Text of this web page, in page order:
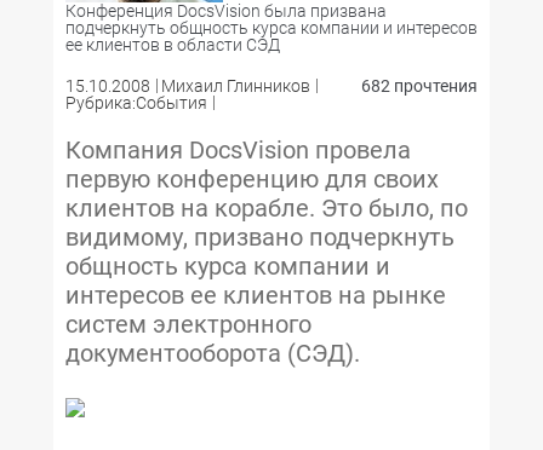
Конференция DocsVision была призвана
подчеркнуть общность курса компании и интересов
ее клиентов в области СЭД
15.10.2008
Михаил Глинников
Рубрика:События
682 прочтения
Компания DocsVision провела
первую конференцию для своих
клиентов на корабле. Это было, по
видимому, призвано подчеркнуть
общность курса компании и
интересов ее клиентов на рынке
систем электронного
документооборота (СЭД).